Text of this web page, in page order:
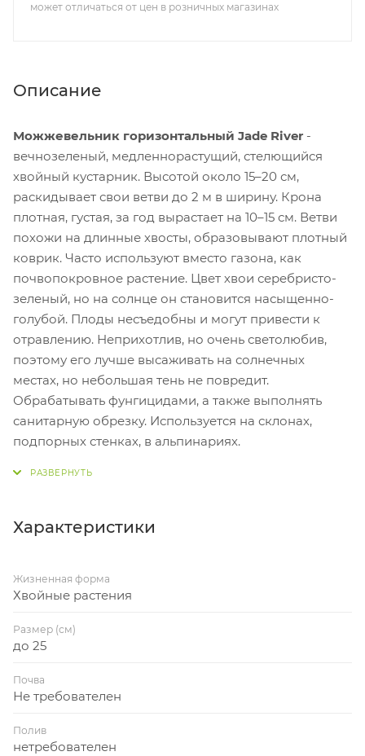
может отличаться от цен в розничных магазинах
Описание
Можжевельник горизонтальный Jade River -
вечнозеленый, медленнорастущий, стелющийся
хвойный кустарник. Высотой около 15–20 см,
раскидывает свои ветви до 2 м в ширину. Крона
плотная, густая, за год вырастает на 10–15 см. Ветви
похожи на длинные хвосты, образовывают плотный
коврик. Часто используют вместо газона, как
почвопокровное растение. Цвет хвои серебристо-
зеленый, но на солнце он становится насыщенно-
голубой. Плоды несъедобны и могут привести к
отравлению. Неприхотлив, но очень светолюбив,
поэтому его лучше высаживать на солнечных
местах, но небольшая тень не повредит.
Обрабатывать фунгицидами, а также выполнять
санитарную обрезку. Используется на склонах,
подпорных стенках, в альпинариях.
Характеристики
Жизненная форма
Хвойные растения
Размер (см)
до 25
Почва
Не требователен
Полив
нетребователен